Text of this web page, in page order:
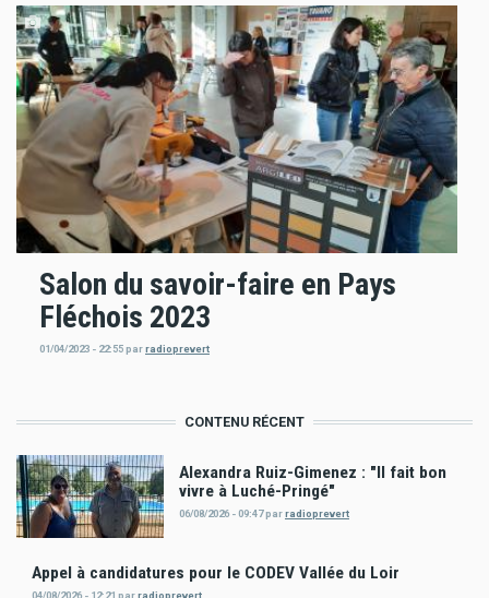
Salon du savoir-faire en Pays
Fléchois 2023
01/04/2023 - 22:55parradioprevert
CONTENU RÉCENT
Alexandra Ruiz-Gimenez : "Il fait bon
vivre à Luché-Pringé"
06/08/2026 - 09:47parradioprevert
Appel à candidatures pour le CODEV Vallée du Loir
04/08/2026 - 12:21 parradioprevert